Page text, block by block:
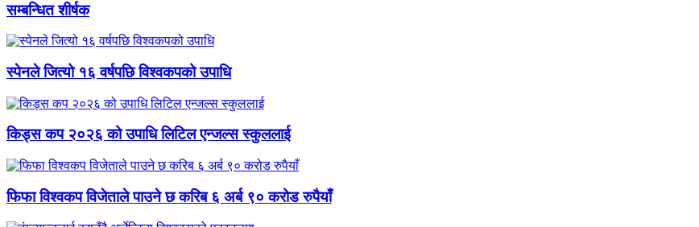
सम्बन्धित शीर्षक
स्पेनले जित्यो १६ वर्षपछि विश्वकपको उपाधि
किड्स कप २०२६ को उपाधि लिटिल एन्जल्स स्कुललाई
फिफा विश्वकप विजेताले पाउने छ करिब ६ अर्ब ९० करोड रुपैयाँ